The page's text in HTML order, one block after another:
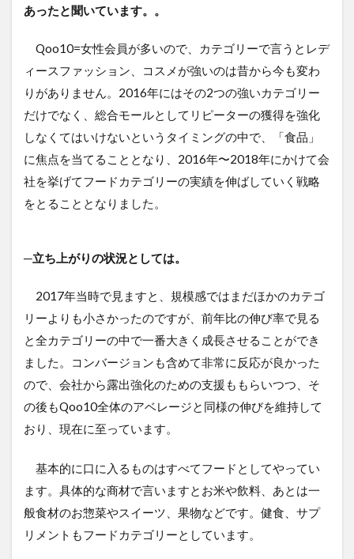
あったと聞いています。。
Qoo10=女性会員が多いので、カテゴリーで言うとレデ
ィースファッション、コスメが強いのは昔から今も変わ
りがありません。2016年にはその2つの強いカテゴリー
だけでなく、総合モールとしてリピーターの獲得を強化
しなくてはいけないというタイミングの中で、「食品」
に焦点を当てることとなり、2016年〜2018年にかけて会
社を挙げてフードカテゴリーの実績を伸ばしていく戦略
をとることとなりました。
─立ち上がりの状況としては。
2017年当時で見ますと、規模感ではまだほかのカテゴ
リーよりも小さかったのですが、前年比の伸び率で見る
と全カテゴリーの中で一番大きく成長させることができ
ました。コンバージョンも含めて非常に反応が良かった
ので、会社から露出強化のための支援ももらいつつ、そ
の後もQoo10全体のアベレージと同様の伸びを維持して
おり、現在に至っています。
基本的に口に入るものはすべてフードとしてやってい
ます。具体的な商材で言いますとお米や飲料、あとは一
般食材のお惣菜やスイーツ、果物などです。健食、サプ
リメントもフードカテゴリーとしています。